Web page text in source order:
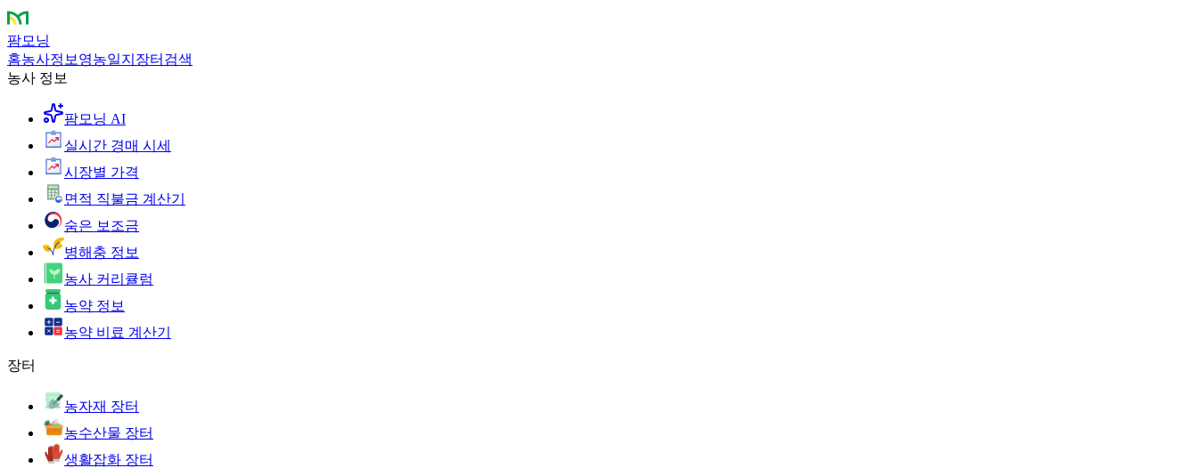
팜모닝
홈농사정보 영농일지 장터 검색
농사 정보
팜모닝 AI
실시간 경매 시세
시장별 가격
면적 직불금 계산기
숨은 보조금
병해충 정보
농사 커리큘럼
농약 정보
농약 비료 계산기
장터
농자재 장터
농수산물 장터
생활잡화 장터